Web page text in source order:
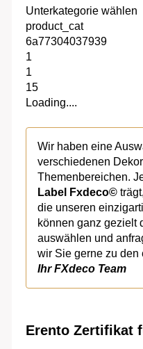
Unterkategorie wählen
product_cat
6a77304037939
1
1
15
Loading....
Wir haben eine
verschiedenen
Themenbereichen.
Label Fxdeco©
die unseren
können ganz gezielt
auswählen und
wir Sie gerne zu den
Ihr FXdeco Team
Erento Zertifikat